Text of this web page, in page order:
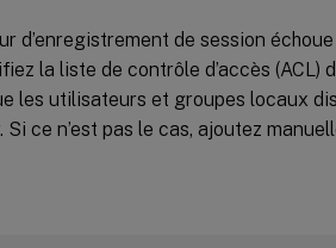
d’enregistrement de session
la liste de contrôle d’accès (ACL)
les utilisateurs et groupes locaux
Si ce n’est pas le cas, ajoutez